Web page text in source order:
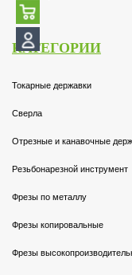
КАТЕГОРИИ
Токарные державки
Сверла
Отрезные и канавочные
Резьбонарезной инструмент
Фрезы по металлу
Фрезы копировальные
Фрезы